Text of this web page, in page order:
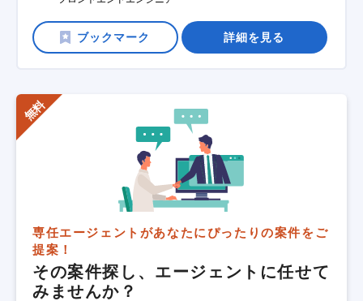
詳細を見る
専任エージェントがあなたにぴったりの案件をご
提案！
その案件探し、エージェントに任せて
みませんか？